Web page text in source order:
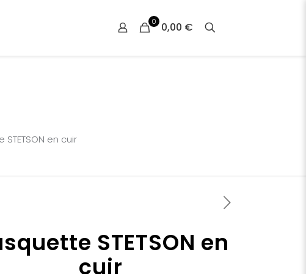
0 0,00 €
en cuir
STETSON en
cuir